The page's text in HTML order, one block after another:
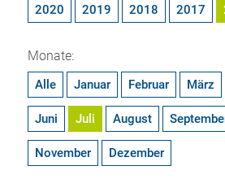
2020 2019 2018 2017
Monate:
Alle Januar Februar März
Juni Juli August
November Dezember